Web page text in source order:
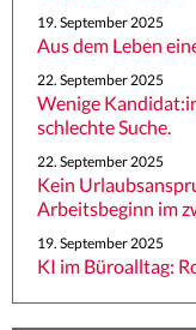
19. September 2025
Aus dem Leben
22. September 2025
Wenige
schlechte Suche.
22. September 2025
Kein
Arbeitsbeginn im
19. September 2025
KI im Büroalltag: